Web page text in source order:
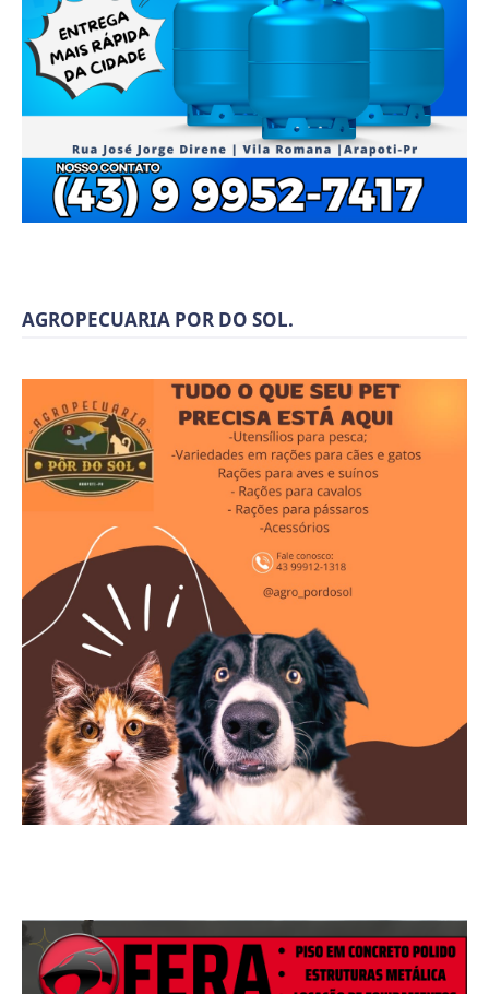
AGROPECUARIA POR DO SOL.